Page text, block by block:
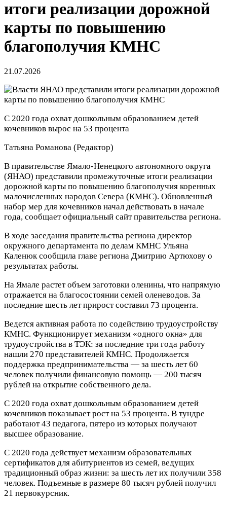
итоги реализации дорожной
карты по повышению
благополучия КМНС
21.07.2026
С 2020 года охват дошкольным образованием детей
кочевников вырос на 53 процента
Татьяна Романова (Редактор)
В правительстве Ямало-Ненецкого автономного округа
(ЯНАО) представили промежуточные итоги реализации
дорожной карты по повышению благополучия коренных
малочисленных народов Севера (КМНС). Обновленный
набор мер для кочевников начал действовать в начале
года, сообщает официальный сайт правительства региона.
В ходе заседания правительства региона директор
окружного департамента по делам КМНС Ульяна
Каленюк сообщила главе региона Дмитрию Артюхову о
результатах работы.
На Ямале растет объем заготовки оленины, что напрямую
отражается на благосостоянии семей оленеводов. За
последние шесть лет прирост составил 73 процента.
Ведется активная работа по содействию трудоустройству
КМНС. Функционирует механизм «одного окна» для
трудоустройства в ТЭК: за последние три года работу
нашли 270 представителей КМНС. Продолжается
поддержка предпринимательства — за шесть лет 60
человек получили финансовую помощь — 200 тысяч
рублей на открытие собственного дела.
С 2020 года охват дошкольным образованием детей
кочевников показывает рост на 53 процента. В тундре
работают 43 педагога, пятеро из которых получают
высшее образование.
С 2020 года действует механизм образовательных
сертификатов для абитуриентов из семей, ведущих
традиционный образ жизни: за шесть лет их получили 358
человек. Подъемные в размере 80 тысяч рублей получил
21 первокурсник.